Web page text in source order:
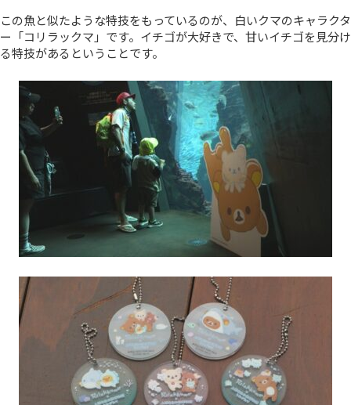
この魚と似たような特技をもっているのが、白いクマのキャラクタ
ー「コリラックマ」です。イチゴが大好きで、甘いイチゴを見分け
る特技があるということです。